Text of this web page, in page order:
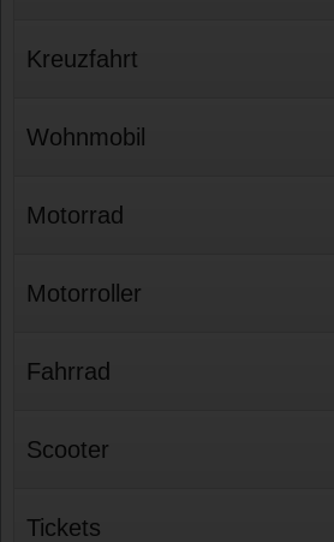
Kreuzfahrt
Wohnmobil
Motorrad
Motorroller
Fahrrad
Scooter
Tickets